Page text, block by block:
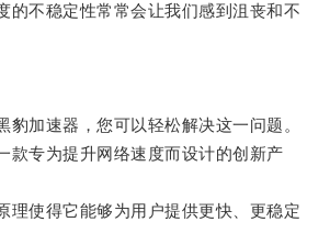
不稳定性常常会让我们感到沮丧和不
加速器，您可以轻松解决这一问题。
专为提升网络速度而设计的创新产
使得它能够为用户提供更快、更稳定